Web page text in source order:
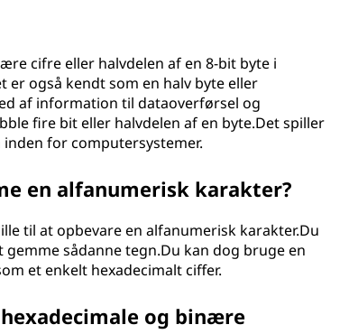
cifre eller halvdelen af en 8-bit byte i
også kendt som en halv byte eller
af information til dataoverførsel og
fire bit eller halvdelen af en byte.Det spiller
for computersystemer.
en alfanumerisk karakter?
til at opbevare en alfanumerisk karakter.Du
sådanne tegn.Du kan dog bruge en
et enkelt hexadecimalt ciffer.
og binære